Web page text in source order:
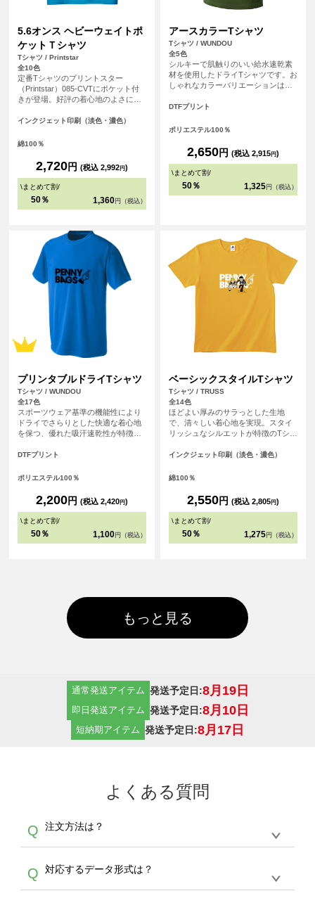
5.6オンス ヘビーウェイトポ
ケットＴシャツ
Tシャツ / Printstar
全10色
定番Tシャツのプリントスター
（Printstar）085-CVTにポケット付
きが登場。好評の着心地のよさに加
にブラッシュアップ。ポケットにオ
入れればグッとおしゃれになりま
インクジェット印刷（淡色・濃色）
綿100％
2,720円 (税込 2,992円)
\まとめて割/
50％ 1,360 円（税込）
アースカラーTシャツ
Tシャツ / WUNDOU
全5色
シルキーで肌触りのいい給水速乾素
材を使用したドライTシャツです。お
しゃれなカラーバリエーションは、
普段使いのTシャツとしてもおすすめ
DTFプリント
ポリエステル100％
2,650円 (税込 2,915円)
\まとめて割/
50％ 1,325 円（税込）
プリンタブルドライTシャツ
Tシャツ / WUNDOU
全17色
スポーツウェア基準の機能性により
ドライでさらりとした快適な着心地
を保つ、優れた吸汗速乾性が特徴の
ような滑らかな生地感で肌触りも魅
ほどの心地よさは、アクティブシー
段使いにもぴったりです。
DTFプリント
ポリエステル100％
2,200円 (税込 2,420円)
\まとめて割/
50％ 1,100 円（税込）
ベーシックスタイルTシャツ
Tシャツ / TRUSS
全14色
ほどよい厚みのサラっとした生地
で、清々しい着心地を実現。スタイ
リッシュなシルエットが特徴のTシャ
インクジェット印刷（淡色・濃色）
綿100％
2,550円 (税込 2,805円)
\まとめて割/
50％ 1,275 円（税込）
もっと見る
通常発送アイテム 発送予定日:8月19日
即日発送アイテム 発送予定日:8月10日
短納期アイテム 発送予定日:8月17日
よくある質問
Q 注文方法は？
A
生産にて承っております。デザインツールから
デザインの作成から決済まで完了できます。
Q 対応するデータ形式は？